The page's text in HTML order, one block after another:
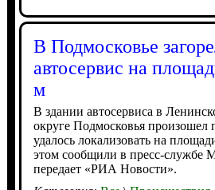
В Подмосковье
автосервис на
м
В здании автосервиса в
округе Подмосковья произошел
удалось локализовать на
этом сообщили в пресс-службе
передает «РИА Новости».